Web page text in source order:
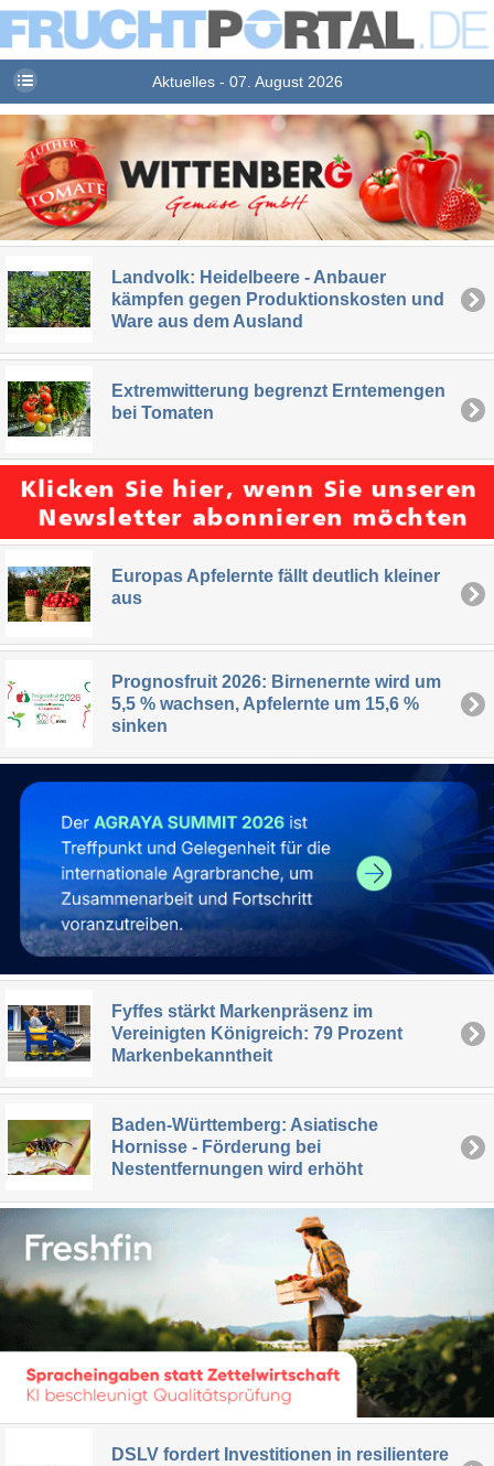
Aktuelles - 07. August 2026
Landvolk: Heidelbeere - Anbauer
kämpfen gegen Produktionskosten und
Ware aus dem Ausland
Extremwitterung begrenzt Erntemengen
bei Tomaten
Europas Apfelernte fällt deutlich kleiner
aus
Prognosfruit 2026: Birnenernte wird um
5,5 % wachsen, Apfelernte um 15,6 %
sinken
Fyffes stärkt Markenpräsenz im
Vereinigten Königreich: 79 Prozent
Markenbekanntheit
Baden-Württemberg: Asiatische
Hornisse - Förderung bei
Nestentfernungen wird erhöht
DSLV fordert Investitionen in resilientere